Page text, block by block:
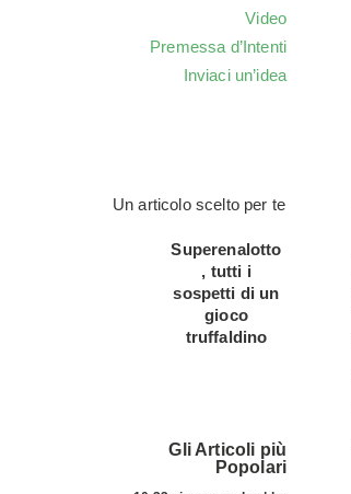
Video
Premessa d’Intenti
Inviaci un’idea
Un articolo scelto per te
Superenalotto
, tutti i
sospetti di un
gioco
truffaldino
Gli Articoli più
Popolari